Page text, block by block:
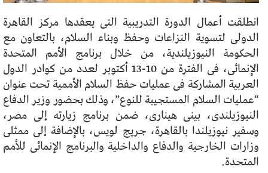
انطلقت أعمال الدورة التدريبية التى يعقدها مركز القاهرة
الدولى لتسوية النزاعات وحفظ وبناء السلام، بالتعاون مع
الحكومة النيوزيلندية، من خلال برنامج الأمم المتحدة
الإنمائى، فى الفترة من 10-13 أكتوبر لعدد من كوادر الدول
العربية المشاركة فى عمليات حفظ السلام الأممية تحت عنوان
“عمليات السلام المستجيبة للنوع”، وذلك بحضور وزير الدفاع
النيوزيلندى، بينى هينارى، ضمن برنامج زيارته إلى مصر،
وسفير نيوزيلندا بالقاهرة، جريج لويس، بالإضافة إلى ممثلى
وزارات الخارجية والدفاع والداخلية والبرنامج الإنمائى للأمم
المتحدة.